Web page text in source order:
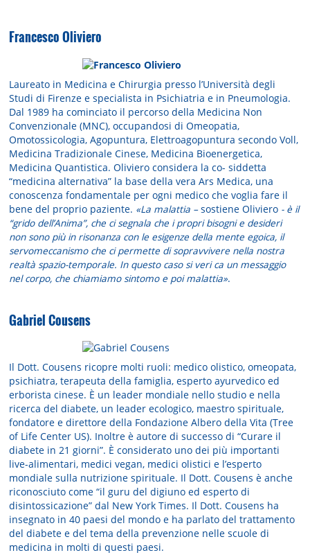
Francesco Oliviero
Laureato in Medicina e Chirurgia presso l’Università degli
Studi di Firenze e specialista in Psichiatria e in Pneumologia.
Dal 1989 ha cominciato il percorso della Medicina Non
Convenzionale (MNC), occupandosi di Omeopatia,
Omotossicologia, Agopuntura, Elettroagopuntura secondo Voll,
Medicina Tradizionale Cinese, Medicina Bioenergetica,
Medicina Quantistica. Oliviero considera la co- siddetta
“medicina alternativa” la base della vera Ars Medica, una
conoscenza fondamentale per ogni medico che voglia fare il
bene del proprio paziente. «La malattia –sostiene Oliviero - è il
“grido dell’Anima”, che ci segnala che i propri bisogni e desideri
non sono più in risonanza con le esigenze della mente egoica, il
servomeccanismo che ci permette di sopravvivere nella nostra
realtà spazio-temporale. In questo caso si veri ca un messaggio
nel corpo, che chiamiamo sintomo e poi malattia».
Gabriel Cousens
Il Dott. Cousens ricopre molti ruoli: medico olistico, omeopata,
psichiatra, terapeuta della famiglia, esperto ayurvedico ed
erborista cinese. È un leader mondiale nello studio e nella
ricerca del diabete, un leader ecologico, maestro spirituale,
fondatore e direttore della Fondazione Albero della Vita (Tree
of Life Center US). Inoltre è autore di successo di “Curare il
diabete in 21 giorni”. È considerato uno dei più importanti
live-alimentari, medici vegan, medici olistici e l’esperto
mondiale sulla nutrizione spirituale. Il Dott. Cousens è anche
riconosciuto come “il guru del digiuno ed esperto di
disintossicazione” dal New York Times. Il Dott. Cousens ha
insegnato in 40 paesi del mondo e ha parlato del trattamento
del diabete e del tema della prevenzione nelle scuole di
medicina in molti di questi paesi.